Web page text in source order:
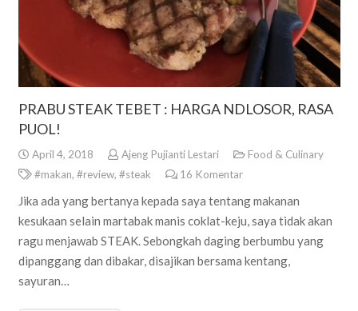
PRABU STEAK TEBET : HARGA NDLOSOR, RASA
PUOL!
April 4, 2018 Ajeng Pujianti Lestari
Food & Culinary
#makan, #review, #steak 16 Komentar
Jika ada yang bertanya kepada saya tentang makanan
kesukaan selain martabak manis coklat-keju, saya tidak akan
ragu menjawab STEAK. Sebongkah daging berbumbu yang
dipanggang dan dibakar, disajikan bersama kentang,
sayuran…